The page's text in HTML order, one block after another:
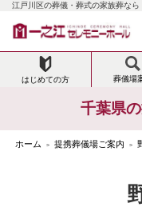
江戸川区の葬儀・葬式の家族葬なら
はじめての方 葬儀場
千葉県
ホーム > 提携葬儀場ご案内 >